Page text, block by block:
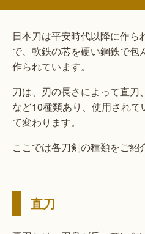
日本刀は平安時代以降に作ら
で、軟鉄の芯を硬い鋼鉄で包
作られています。
刀は、刃の長さによって直刀
など10種類あり、使用され
て変わります。
ここでは各刀剣の種類をご紹
直刀